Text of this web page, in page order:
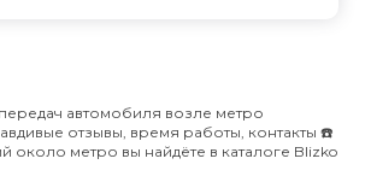
автомобиля возле метро
отзывы, время работы, контакты ☎️
около метро вы найдёте в каталоге Blizko